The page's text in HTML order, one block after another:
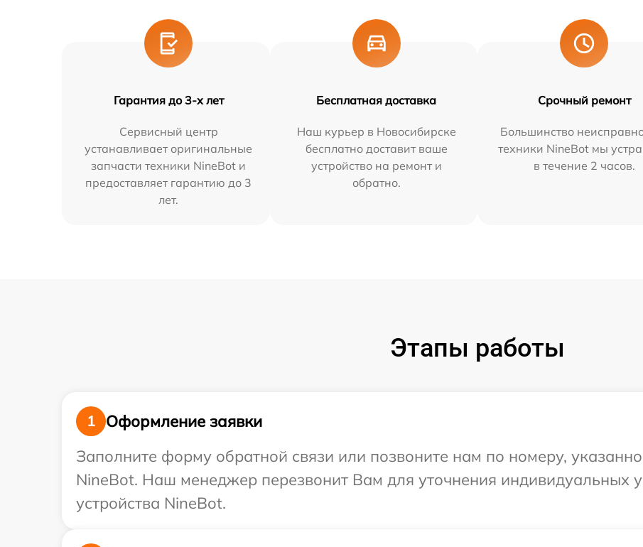
Гарантия до 3-х лет
Сервисный центр
устанавливает оригинальные
запчасти техники NineBot и
предоставляет гарантию до 3
лет.
Бесплатная доставка
Наш курьер в Новосибирске
бесплатно доставит ваше
устройство на ремонт и
обратно.
Срочный ремонт
Большинство
техники NineBot мы
в течение 2 часов.
Этапы работы
1
Оформление заявки
Заполните форму обратной связи или позвоните нам по номеру,
NineBot. Наш менеджер перезвонит Вам для уточнения индивидуальных
устройства NineBot.